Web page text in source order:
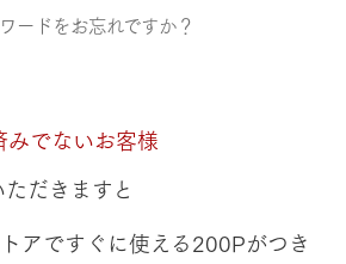
ードをお忘れですか？
みでないお客様
だきますと
アですぐに使える200Pがつき